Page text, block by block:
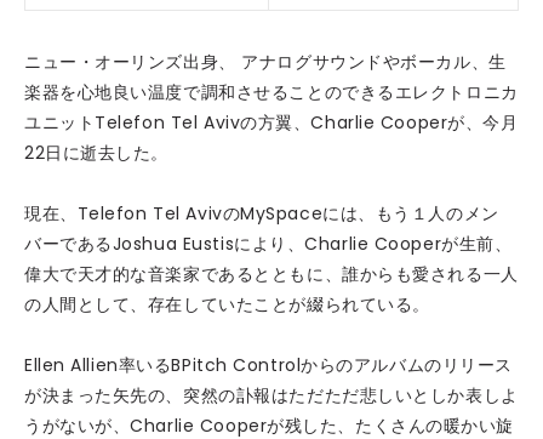
ニュー・オーリンズ出身、 アナログサウンドやボーカル、生
楽器を心地良い温度で調和させることのできるエレクトロニカ
ユニットTelefon Tel Avivの方翼、Charlie Cooperが、今月
22日に逝去した。
現在、Telefon Tel AvivのMySpaceには、もう１人のメン
バーであるJoshua Eustisにより、Charlie Cooperが生前、
偉大で天才的な音楽家であるとともに、誰からも愛される一人
の人間として、存在していたことが綴られている。
Ellen Allien率いるBPitch Controlからのアルバムのリリース
が決まった矢先の、突然の訃報はただただ悲しいとしか表しよ
うがないが、Charlie Cooperが残した、たくさんの暖かい旋